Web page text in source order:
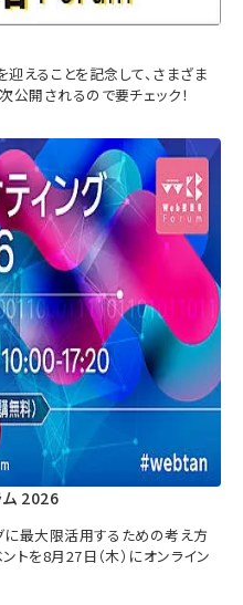
えることを記念して、さまざま
公開されるので要チェック！
ム 2026
に最大限活用するための考え方
トを8月27日（木）にオンライン